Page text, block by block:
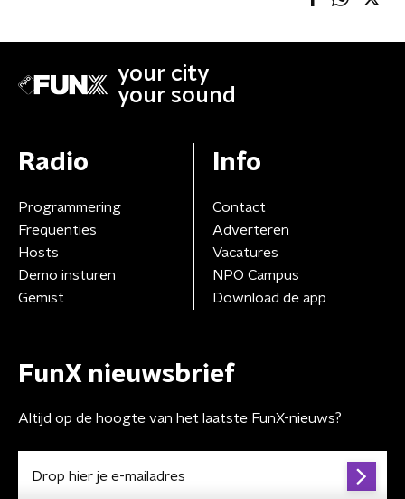
your city
your sound
Radio
Programmering
Frequenties
Hosts
Demo insturen
Gemist
Info
Contact
Adverteren
Vacatures
NPO Campus
Download de app
FunX nieuwsbrief
Altijd op de hoogte van het laatste FunX-nieuws?